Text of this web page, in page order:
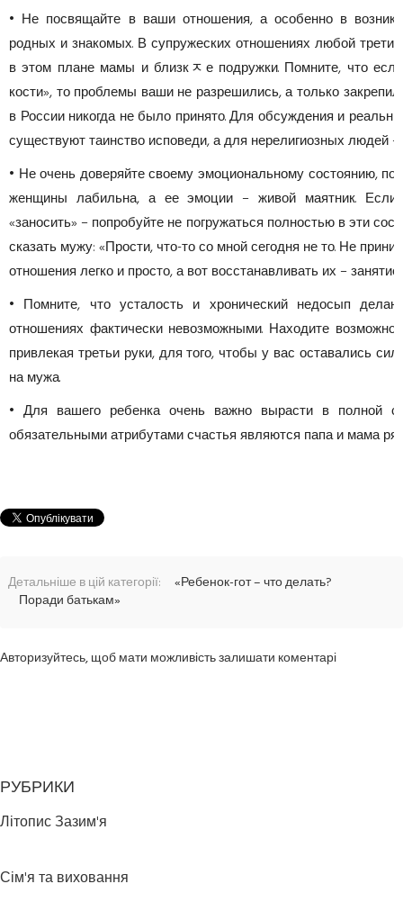
• Не посвящайте в ваши отношения, а особенно в
родных и знакомых. В супружеских отношениях любой
в этом плане мамы и близкﾸе подружки. Помните, что
кости», то проблемы ваши не разрешились, а только
в России никогда не было принято. Для обсуждения и
существуют таинство исповеди, а для нерелигиозных людей
• Не очень доверяйте своему эмоциональному состоянию,
женщины лабильна, а ее эмоции – живой маятник. Если
«заносить» – попробуйте не погружаться полностью в эти
сказать мужу: «Прости, что-то со мной сегодня не то. Не
отношения легко и просто, а вот восстанавливать их –
• Помните, что усталость и хронический недосып
отношениях фактически невозможными. Находите
привлекая третьи руки, для того, чтобы у вас оставались
на мужа.
• Для вашего ребенка очень важно вырасти в полной
обязательными атрибутами счастья являются папа и мама
Детальніше в цій категорії:
«Ребенок-гот – что делать?
Поради батькам»
Авторизуйтесь, щоб мати можливість залишати коментарі
РУБРИКИ
Літопис Зазим'я
Сім'я та виховання